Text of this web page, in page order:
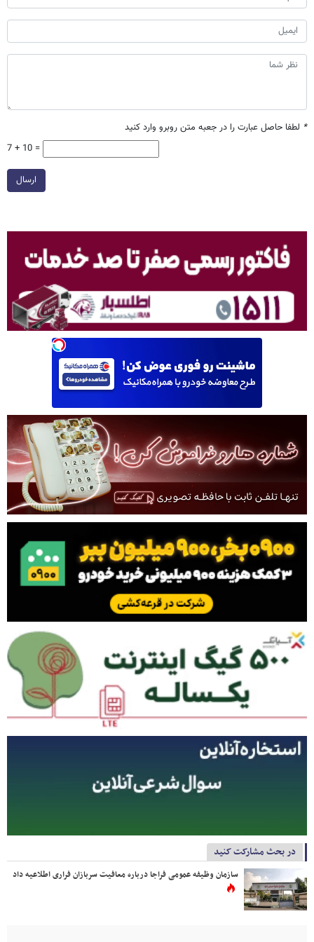
* لطفا حاصل عبارت را در جعبه متن روبرو وارد کنید
7 + 10 =
ارسال
در بحث مشارکت کنید
سازمان وظیفه عمومی فراجا درباره معافیت سربازان فراری اطلاعیه داد